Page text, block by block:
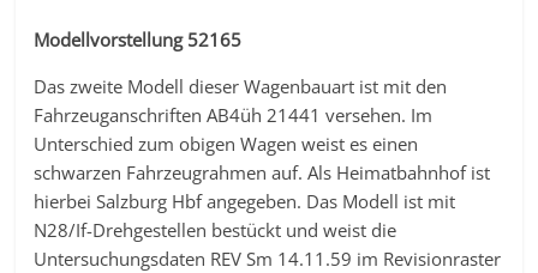
Modellvorstellung 52165
Das zweite Modell dieser Wagenbauart ist mit den
Fahrzeuganschriften AB4üh 21441 versehen. Im
Unterschied zum obigen Wagen weist es einen
schwarzen Fahrzeugrahmen auf. Als Heimatbahnhof ist
hierbei Salzburg Hbf angegeben. Das Modell ist mit
N28/If-Drehgestellen bestückt und weist die
Untersuchungsdaten REV Sm 14.11.59 im Revisionraster